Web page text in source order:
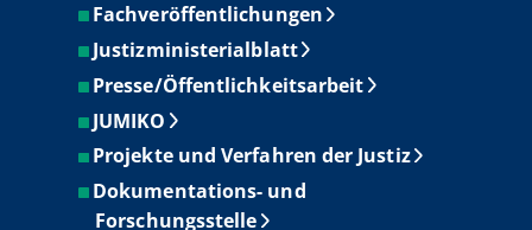
Fachveröffentlichungen
Justizministerialblatt
Presse/Öffentlichkeitsarbeit
JUMIKO
Projekte und Verfahren der Justiz
Dokumentations- und
Forschungsstelle